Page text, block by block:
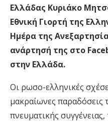
Ελλάδας Κυριάκο
Εθνική Γιορτή της
Ημέρα της
ανάρτησή της στο
στην Ελλάδα.
Οι ρωσο-ελληνικές
μακραίωνες παραδόσεις
πνευματικής